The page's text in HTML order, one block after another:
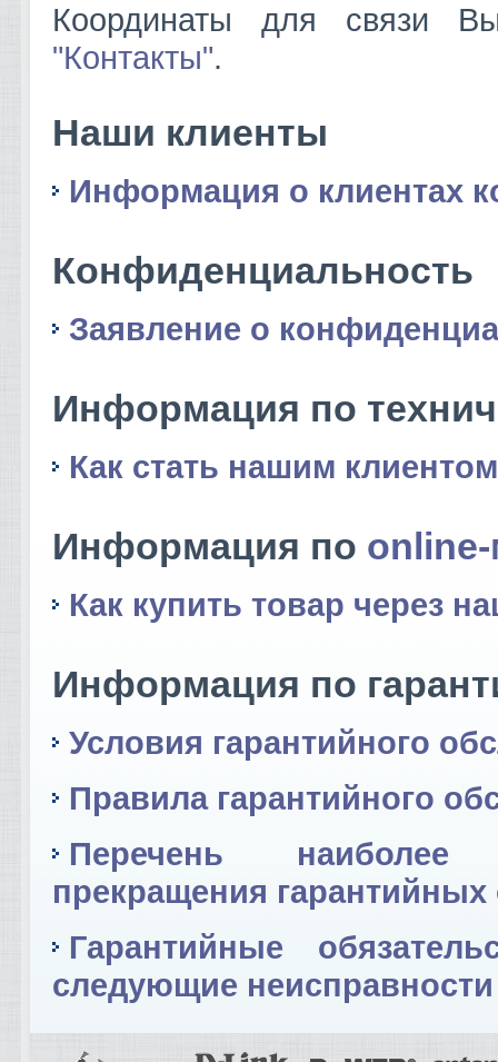
Координаты для связи
"Контакты".
Наши клиенты
Информация о клиентах
Конфиденциальность
Заявление о
Информация по
Как стать нашим клиентом
Информация по online-
Как купить товар через
Информация по
Условия гарантийного
Правила гарантийного
Перечень наиболее
прекращения гарантийных
Гарантийные
следующие неисправности